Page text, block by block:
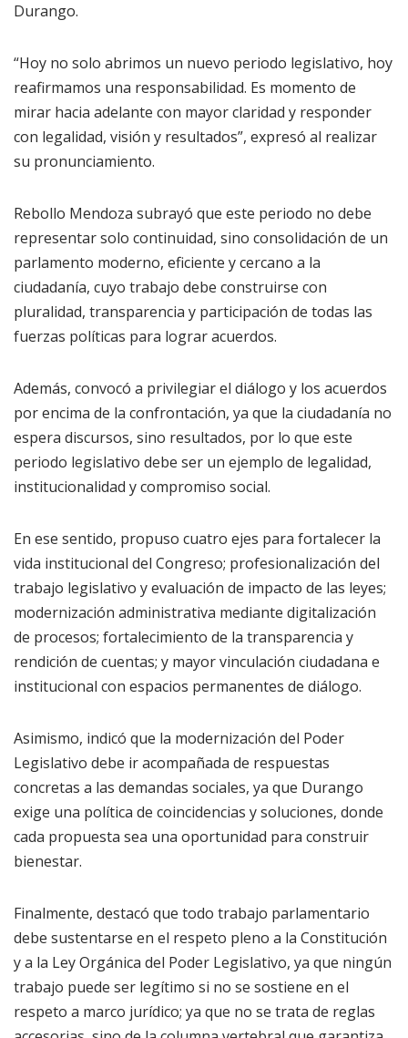
Durango.
“Hoy no solo abrimos un nuevo periodo legislativo, hoy
reafirmamos una responsabilidad. Es momento de
mirar hacia adelante con mayor claridad y responder
con legalidad, visión y resultados”, expresó al realizar
su pronunciamiento.
Rebollo Mendoza subrayó que este periodo no debe
representar solo continuidad, sino consolidación de un
parlamento moderno, eficiente y cercano a la
ciudadanía, cuyo trabajo debe construirse con
pluralidad, transparencia y participación de todas las
fuerzas políticas para lograr acuerdos.
Además, convocó a privilegiar el diálogo y los acuerdos
por encima de la confrontación, ya que la ciudadanía no
espera discursos, sino resultados, por lo que este
periodo legislativo debe ser un ejemplo de legalidad,
institucionalidad y compromiso social.
En ese sentido, propuso cuatro ejes para fortalecer la
vida institucional del Congreso; profesionalización del
trabajo legislativo y evaluación de impacto de las leyes;
modernización administrativa mediante digitalización
de procesos; fortalecimiento de la transparencia y
rendición de cuentas; y mayor vinculación ciudadana e
institucional con espacios permanentes de diálogo.
Asimismo, indicó que la modernización del Poder
Legislativo debe ir acompañada de respuestas
concretas a las demandas sociales, ya que Durango
exige una política de coincidencias y soluciones, donde
cada propuesta sea una oportunidad para construir
bienestar.
Finalmente, destacó que todo trabajo parlamentario
debe sustentarse en el respeto pleno a la Constitución
y a la Ley Orgánica del Poder Legislativo, ya que ningún
trabajo puede ser legítimo si no se sostiene en el
respeto a marco jurídico; ya que no se trata de reglas